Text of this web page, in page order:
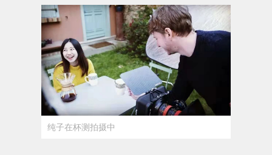
纯子在杯测拍摄中